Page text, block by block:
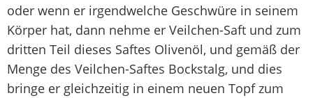
oder wenn er irgendwelche Geschwüre in seinem
Körper hat, dann nehme er Veilchen-Saft und zum
dritten Teil dieses Saftes Olivenöl, und gemäß der
Menge des Veilchen-Saftes Bockstalg, und dies
bringe er gleichzeitig in einem neuen Topf zum